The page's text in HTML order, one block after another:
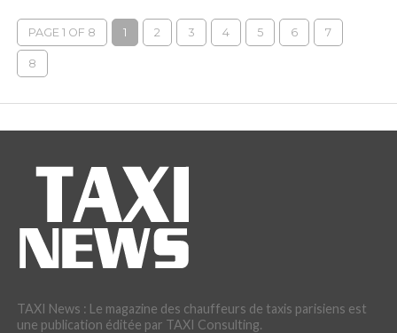
PAGE 1 OF 8 1 2 3 4 5 6 7
8
TAXI News : Le magazine des chauffeurs de taxis parisiens est
une publication éditée par TAXI Consulting.